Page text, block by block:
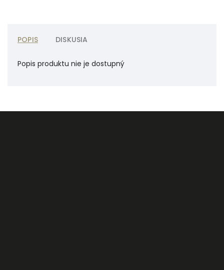
POPIS DISKUSIA
Popis produktu nie je dostupný